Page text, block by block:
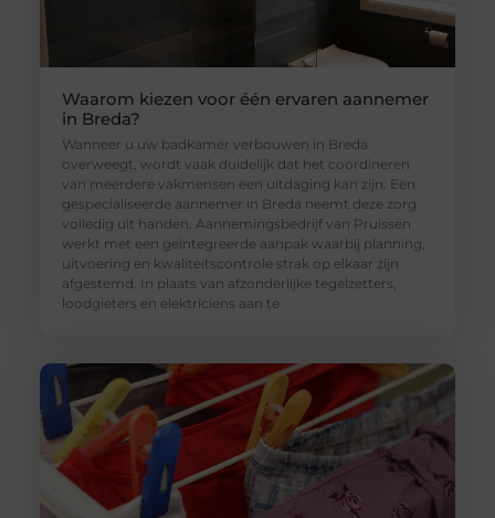
Waarom kiezen voor één ervaren aannemer
in Breda?
Wanneer u uw badkamer verbouwen in Breda
overweegt, wordt vaak duidelijk dat het coördineren
van meerdere vakmensen een uitdaging kan zijn. Een
gespecialiseerde aannemer in Breda neemt deze zorg
volledig uit handen. Aannemingsbedrijf van Pruissen
werkt met een geïntegreerde aanpak waarbij planning,
uitvoering en kwaliteitscontrole strak op elkaar zijn
afgestemd. In plaats van afzonderlijke tegelzetters,
loodgieters en elektriciens aan te